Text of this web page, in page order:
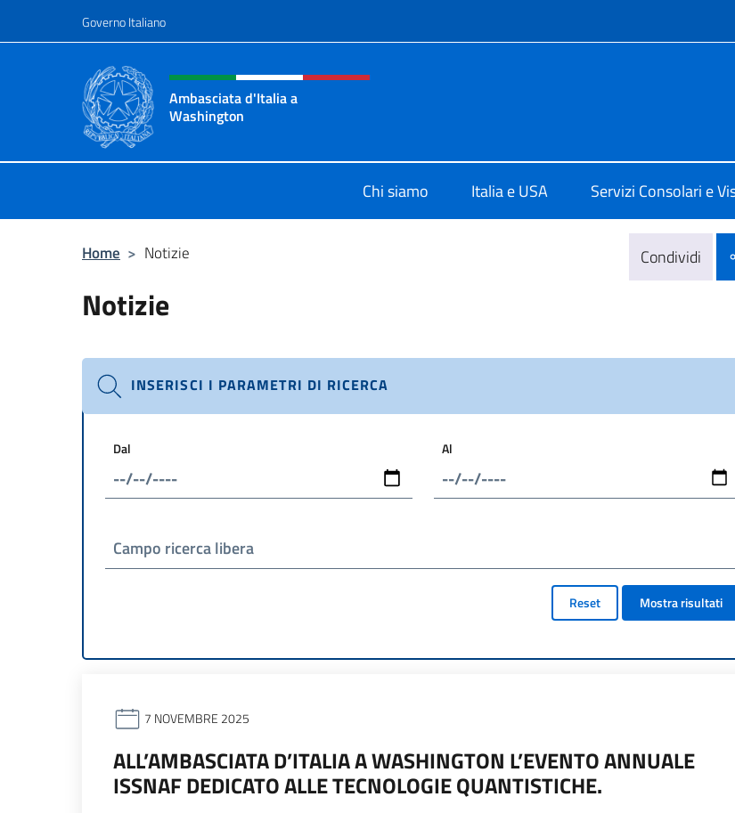
Governo Italiano
Intestazione sito, social e menù
Ambasciata d'Italia a
Washington
Chi siamo Italia e USA Servizi Consolari e
Home > Notizie Condividi
Notizie
INSERISCI I PARAMETRI DI RICERCA
Dal Al
Campo ricerca libera
Reset Mostra risultati
7 NOVEMBRE 2025
ALL’AMBASCIATA D’ITALIA A WASHINGTON L’EVENTO ANNUALE
ISSNAF DEDICATO ALLE TECNOLOGIE QUANTISTICHE.